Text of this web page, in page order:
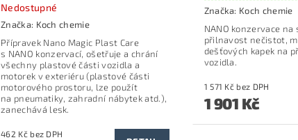
Nedostupné
Značka: Koch chemie
Přípravek Nano Magic Plast Care
s NANO konzervací, ošetřuje a chrání
všechny plastové části vozidla a
motorek v exteriéru (plastové části
motorového prostoru, lze použít
na pneumatiky, zahradní nábytek atd.),
zanechává lesk.
462 Kč bez DPH
Značka: Koch chemie
NANO konzervace
přilnavost nečistot,
dešťových kapek na
vozidla.
1 571 Kč bez DPH
1 901 Kč